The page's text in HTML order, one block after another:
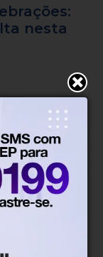
nesta
quem
em SC